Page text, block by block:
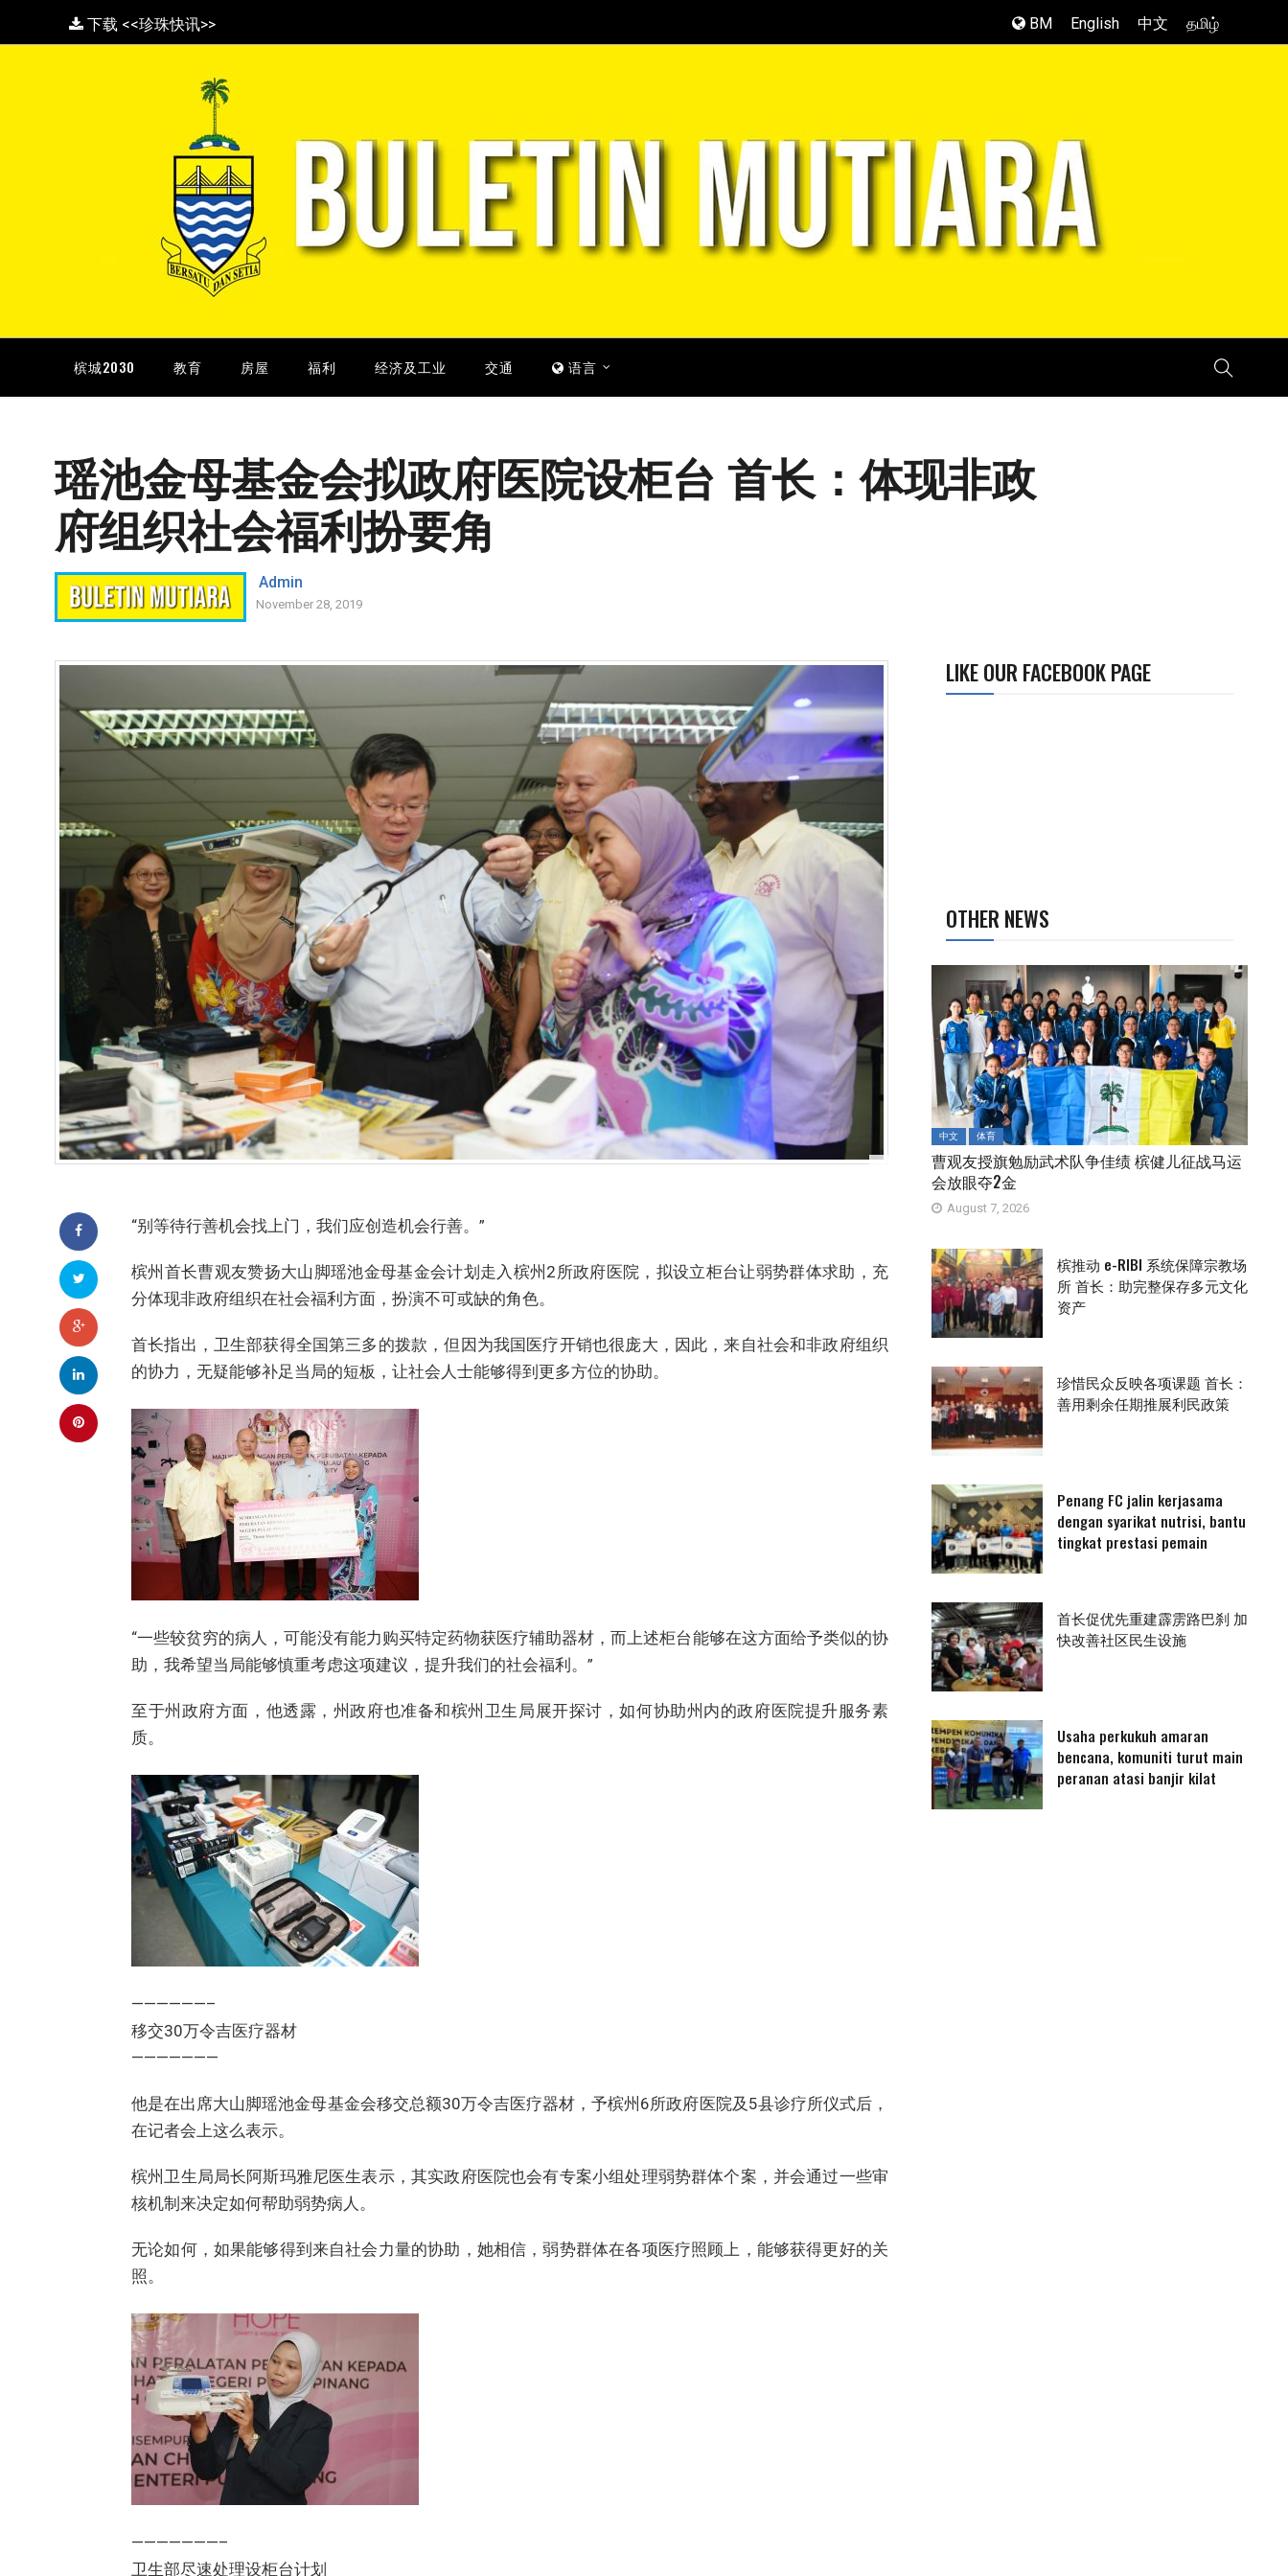
下载 <<珍珠快讯>> BM English 中文 தமிழ்
槟城2030 教育 房屋 福利 经济及工业 交通 语言
瑶池金母基金会拟政府医院设柜台 首长：体现非政
府组织社会福利扮要角
Admin
November 28, 2019
“别等待行善机会找上门，我们应创造机会行善。”
槟州首长曹观友赞扬大山脚瑶池金母基金会计划走入槟州2所政府医院，拟设立柜台让弱势群体求助，充
分体现非政府组织在社会福利方面，扮演不可或缺的角色。
首长指出，卫生部获得全国第三多的拨款，但因为我国医疗开销也很庞大，因此，来自社会和非政府组织
的协力，无疑能够补足当局的短板，让社会人士能够得到更多方位的协助。
“一些较贫穷的病人，可能没有能力购买特定药物获医疗辅助器材，而上述柜台能够在这方面给予类似的协
助，我希望当局能够慎重考虑这项建议，提升我们的社会福利。”
至于州政府方面，他透露，州政府也准备和槟州卫生局展开探讨，如何协助州内的政府医院提升服务素
质。
——————–
移交30万令吉医疗器材
———————
他是在出席大山脚瑶池金母基金会移交总额30万令吉医疗器材，予槟州6所政府医院及5县诊疗所仪式后，
在记者会上这么表示。
槟州卫生局局长阿斯玛雅尼医生表示，其实政府医院也会有专案小组处理弱势群体个案，并会通过一些审
核机制来决定如何帮助弱势病人。
无论如何，如果能够得到来自社会力量的协助，她相信，弱势群体在各项医疗照顾上，能够获得更好的关
照。
———————–
卫生部尽速处理设柜台计划
LIKE OUR FACEBOOK PAGE
OTHER NEWS
中文 体育
曹观友授旗勉励武术队争佳绩 槟健儿征战马运
会放眼夺2金
August 7, 2026
槟推动 e-RIBI 系统保障宗教场
所 首长：助完整保存多元文化
资产
珍惜民众反映各项课题 首长：
善用剩余任期推展利民政策
Penang FC jalin kerjasama
dengan syarikat nutrisi, bantu
tingkat prestasi pemain
首长促优先重建霹雳路巴刹 加
快改善社区民生设施
Usaha perkukuh amaran
bencana, komuniti turut main
peranan atasi banjir kilat